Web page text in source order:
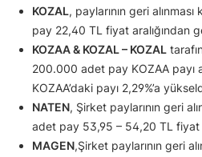
KOZAL, paylarının geri
pay 22,40 TL fiyat aralığından
KOZAA & KOZAL – KOZAL
200.000 adet pay KOZAA payı
KOZAA’daki payı 2,29%’a
NATEN, Şirket paylarının geri
adet pay 53,95 – 54,20 TL fiyat
MAGEN,Şirket paylarının geri